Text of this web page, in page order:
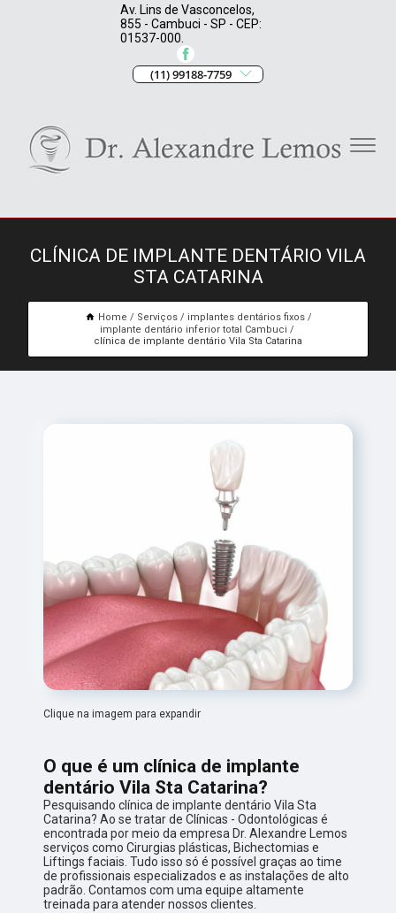
Av. Lins de Vasconcelos,
855 - Cambuci - SP - CEP:
01537-000.
(11) 99188-7759
CLÍNICA DE IMPLANTE DENTÁRIO VILA
STA CATARINA
Home Serviços
implantes dentários fixos
implante dentário inferior total Cambuci
clínica de implante dentário Vila Sta Catarina
Clique na imagem para expandir
O que é um clínica de implante
dentário Vila Sta Catarina?
Pesquisando clínica de implante dentário Vila Sta
Catarina? Ao se tratar de Clínicas - Odontológicas é
encontrada por meio da empresa Dr. Alexandre Lemos
serviços como Cirurgias plásticas, Bichectomias e
Liftings faciais. Tudo isso só é possível graças ao time
de profissionais especializados e as instalações de alto
padrão. Contamos com uma equipe altamente
treinada para atender nossos clientes.